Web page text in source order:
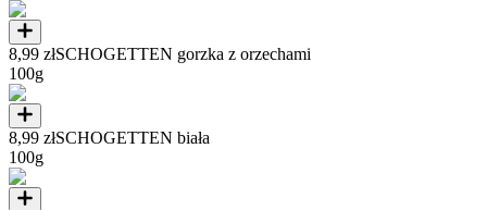
8,99 złSCHOGETTEN gorzka z orzechami
100g
8,99 złSCHOGETTEN biała
100g